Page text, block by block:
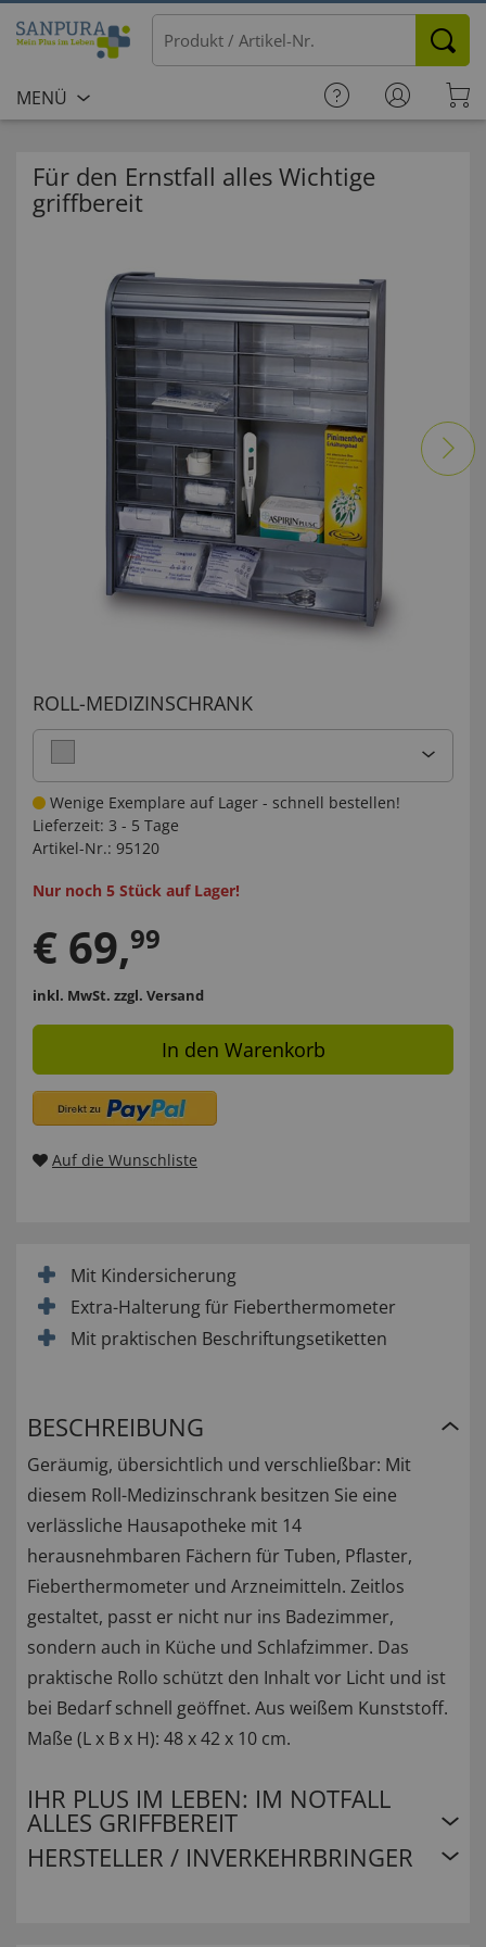
MENÜ
Für den Ernstfall alles Wichtige
griffbereit
ROLL-MEDIZINSCHRANK
Wenige Exemplare auf Lager - schnell bestellen!
Lieferzeit: 3 - 5 Tage
Artikel-Nr.: 95120
Nur noch 5 Stück auf Lager!
€ 69,99
inkl. MwSt. zzgl. Versand
In den Warenkorb
Auf die Wunschliste
Mit Kindersicherung
Extra-Halterung für Fieberthermometer
Mit praktischen Beschriftungsetiketten
BESCHREIBUNG
Geräumig, übersichtlich und verschließbar: Mit
diesem Roll-Medizinschrank besitzen Sie eine
verlässliche Hausapotheke mit 14
herausnehmbaren Fächern für Tuben, Pflaster,
Fieberthermometer und Arzneimitteln. Zeitlos
gestaltet, passt er nicht nur ins Badezimmer,
sondern auch in Küche und Schlafzimmer. Das
praktische Rollo schützt den Inhalt vor Licht und ist
bei Bedarf schnell geöffnet. Aus weißem Kunststoff.
Maße (L x B x H): 48 x 42 x 10 cm.
IHR PLUS IM LEBEN: IM NOTFALL
ALLES GRIFFBEREIT
HERSTELLER / INVERKEHRBRINGER